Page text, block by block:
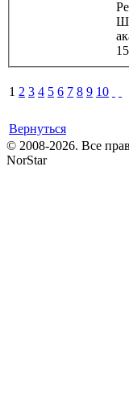
Школу
1 2 3 4 5 6 7 8 9 10
Вернуться
© 2008-2026. Все
NorStar